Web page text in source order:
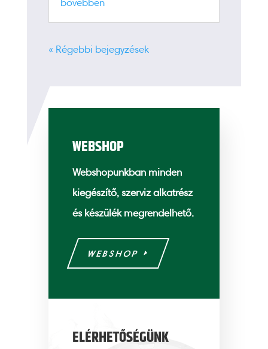
« Régebbi bejegyzések
WEBSHOP
Webshopunkban minden
kiegészítő, szerviz alkatrész
és készülék megrendelhető.
WEBSHOP
ELÉRHETŐSÉGÜNK